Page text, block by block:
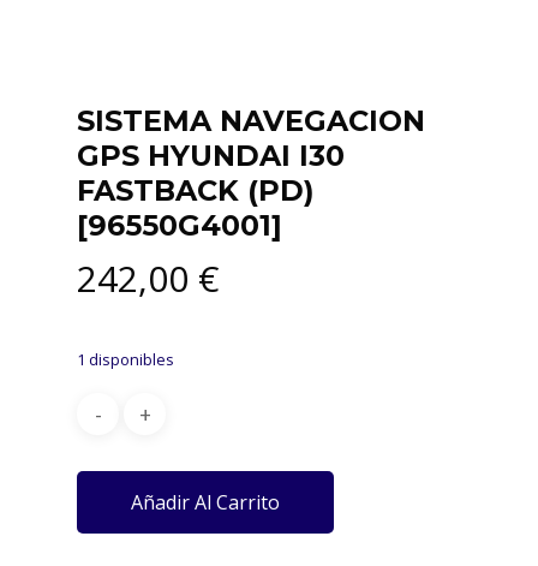
SISTEMA NAVEGACION
GPS HYUNDAI I30
FASTBACK (PD)
[96550G4001]
242,00 €
1 disponibles
Añadir Al Carrito